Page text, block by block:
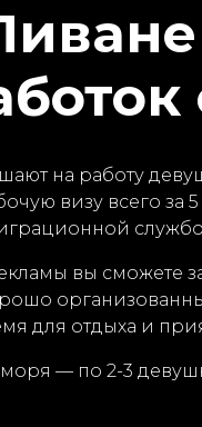
на работу
визу всего за
вы сможете
для отдыха и
— по 2-3